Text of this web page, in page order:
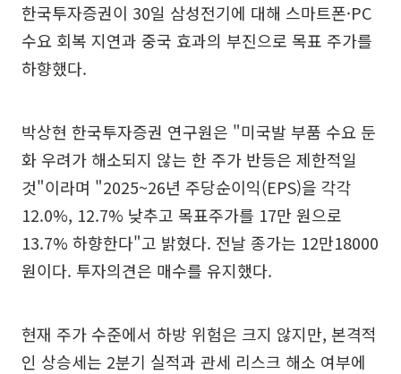
한국투자증권이 30일 삼성전기에 대해 스마트폰·PC
수요 회복 지연과 중국 효과의 부진으로 목표 주가를
하향했다.
박상현 한국투자증권 연구원은 "미국발 부품 수요 둔
화 우려가 해소되지 않는 한 주가 반등은 제한적일
것"이라며 "2025~26년 주당순이익(EPS)을 각각
12.0%, 12.7% 낮추고 목표주가를 17만 원으로
13.7% 하향한다"고 밝혔다. 전날 종가는 12만18000
원이다. 투자의견은 매수를 유지했다.
현재 주가 수준에서 하방 위험은 크지 않지만, 본격적
인 상승세는 2분기 실적과 관세 리스크 해소 여부에